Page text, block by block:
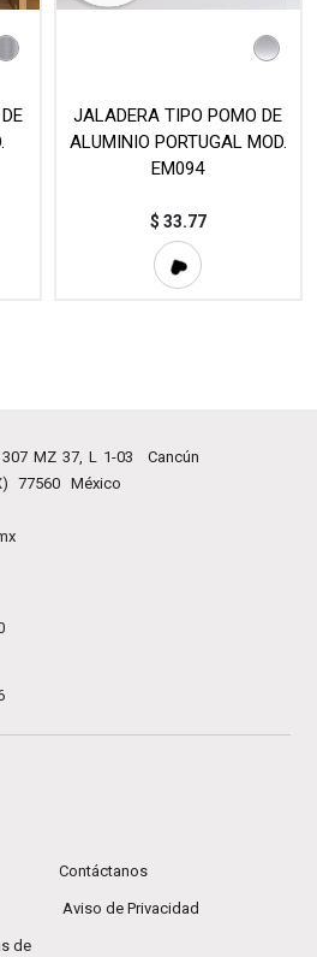
JALADERA TIPO POMO DE
ALUMINIO PORTUGAL MOD.
EM094
$ 33.77
MZ 37, L 1-03
Cancún
77560 México
Contáctanos
Aviso de Privacidad
de